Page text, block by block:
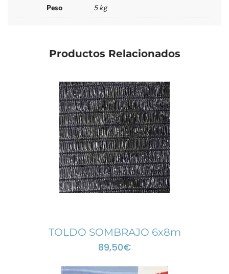
Peso 5 kg
Productos Relacionados
TOLDO SOMBRAJO 6x8m
89,50€